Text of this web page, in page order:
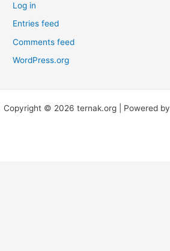
Log in
Entries feed
Comments feed
WordPress.org
Copyright © 2026 ternak.org | Powered by